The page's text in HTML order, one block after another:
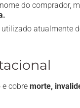
do comprador,
utilizado atualmente
e cobre morte,